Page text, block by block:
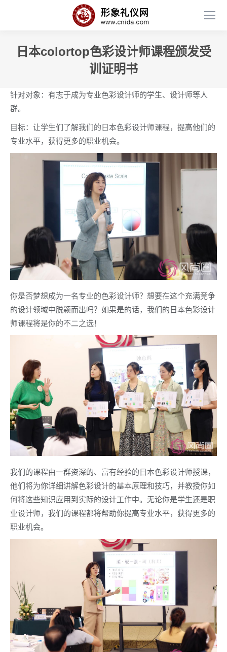
日本colortop色彩设计师课程颁发受
训证明书
针对对象：有志于成为专业色彩设计师的学生、设计师等人
群。
目标：让学生们了解我们的日本色彩设计师课程，提高他们的
专业水平，获得更多的职业机会。
你是否梦想成为一名专业的色彩设计师？想要在这个充满竞争
的设计领域中脱颖而出吗？如果是的话，我们的日本色彩设计
师课程将是你的不二之选！
我们的课程由一群资深的、富有经验的日本色彩设计师授课，
他们将为你详细讲解色彩设计的基本原理和技巧，并教授你如
何将这些知识应用到实际的设计工作中。无论你是学生还是职
业设计师，我们的课程都将帮助你提高专业水平，获得更多的
职业机会。